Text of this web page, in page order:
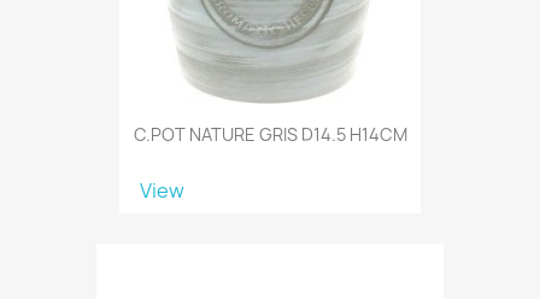
C.POT NATURE GRIS D14.5 H14CM
View